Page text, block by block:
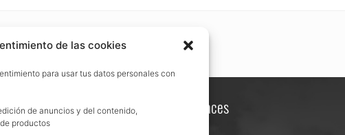
de las cookies
para usar tus datos personales con
de anuncios y del contenido,
productos
Otros enlaces